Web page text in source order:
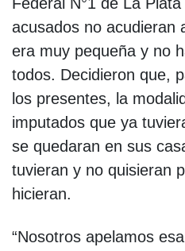
acusados no acudieran
era muy pequeña y no
todos. Decidieron que,
los presentes, la
imputados que ya
se quedaran en sus
tuvieran y no quisieran
hicieran.
“Nosotros apelamos